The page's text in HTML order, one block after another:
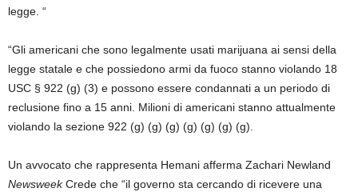
legge. “
“Gli americani che sono legalmente usati marijuana ai sensi della
legge statale e che possiedono armi da fuoco stanno violando 18
USC § 922 (g) (3) e possono essere condannati a un periodo di
reclusione fino a 15 anni. Milioni di americani stanno attualmente
violando la sezione 922 (g) (g) (g) (g) (g) (g) (g).
Un avvocato che rappresenta Hemani afferma Zachari Newland
NewsweekCrede che “il governo sta cercando di ricevere una